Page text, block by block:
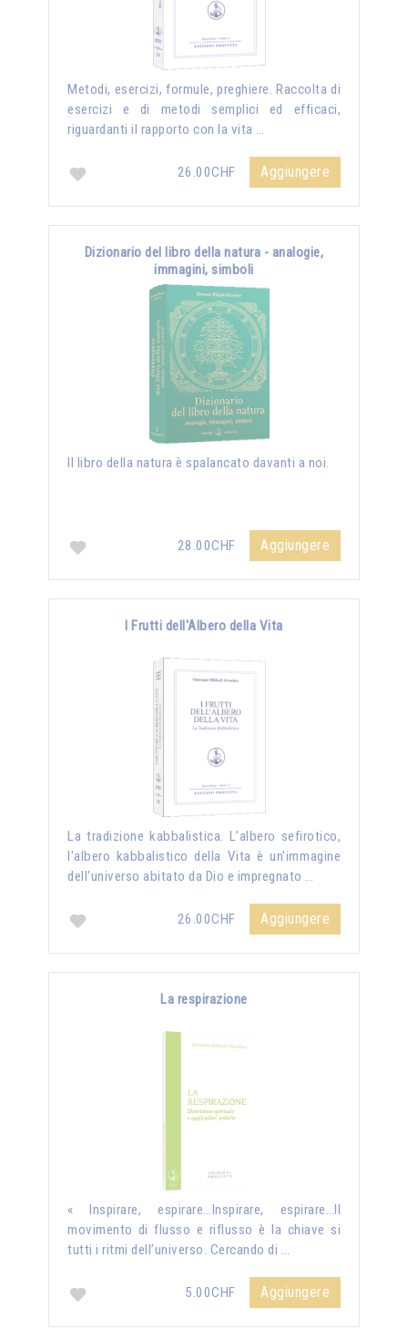
Metodi, esercizi, formule, preghiere. Raccolta di
esercizi e di metodi semplici ed efficaci,
riguardanti il rapporto con la vita …
26.00CHF Aggiungere
Dizionario del libro della natura - analogie,
immagini, simboli
Il libro della natura è spalancato davanti a noi.
28.00CHF Aggiungere
I Frutti dell'Albero della Vita
La tradizione kabbalistica. L’albero sefirotico,
l'albero kabbalistico della Vita è un'immagine
dell'universo abitato da Dio e impregnato …
26.00CHF Aggiungere
La respirazione
« Inspirare, espirare…Inspirare, espirare…Il
movimento di flusso e riflusso è la chiave si
tutti i ritmi dell’universo. Cercando di …
5.00CHF Aggiungere